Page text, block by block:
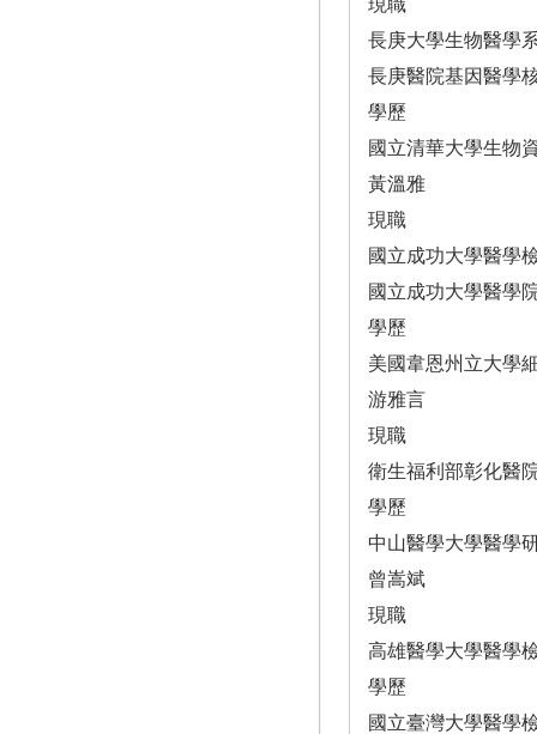
現職
長庚大學生物醫學
長庚醫院基因醫學
學歷
國立清華大學生物
黃溫雅
現職
國立成功大學醫學
國立成功大學醫學
學歷
美國韋恩州立大學
游雅言
現職
衛生福利部彰化醫
學歷
中山醫學大學醫學
曾嵩斌
現職
高雄醫學大學醫學
學歷
國立臺灣大學醫學